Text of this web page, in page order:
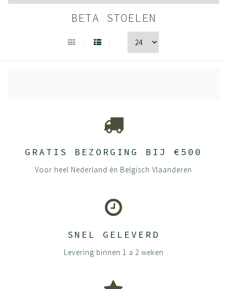
BETA STOELEN
GRATIS BEZORGING BIJ €500
Voor heel Nederland én Belgisch Vlaanderen
SNEL GELEVERD
Levering binnen 1 a 2 weken